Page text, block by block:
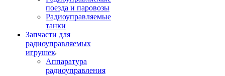
поезда и паровозы
Радиоуправляемые
танки
Запчасти для
радиоуправляемых
игрушек
Аппаратура
радиоуправления